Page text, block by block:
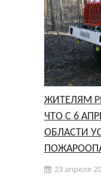
ЖИТЕЛЯМ
ЧТО С 6
ОБЛАСТИ
23 апреля